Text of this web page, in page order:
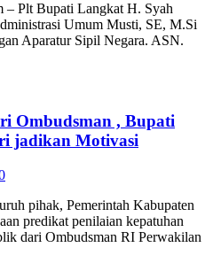
– Plt Bupati Langkat H. Syah
Umum Musti, SE, M.Si
Aparatur Sipil Negara. ASN.
Ombudsman , Bupati
jadikan Motivasi
pihak, Pemerintah Kabupaten
predikat penilaian kepatuhan
dari Ombudsman RI Perwakilan